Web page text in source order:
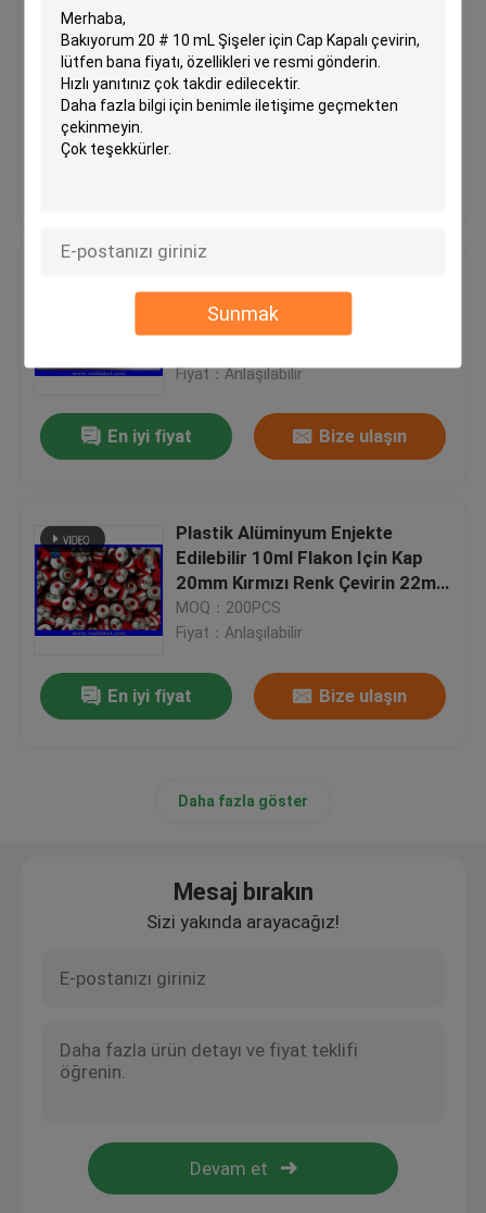
Sunmak
Oyulmuş Özel Logo Flip Üst Cap
MOQ：30000PCS
Fiyat：Anlaşılabilir
Kapağı Cam Şişe Kapakları
Halkalı Plastik Alüminyum
Fiyat：Anlaşılabilir
En iyi fiyat Bize ulaşın
Plastik Alüminyum Enjekte
Edilebilir 10ml Flakon Için Kap
20mm Kırmızı Renk Çevirin 22mm
Genişlik 50mm Yükseklik
MOQ：200PCS
Fiyat：Anlaşılabilir
En iyi fiyat Bize ulaşın
Daha fazla göster
Mesaj bırakın
Sizi yakında arayacağız!